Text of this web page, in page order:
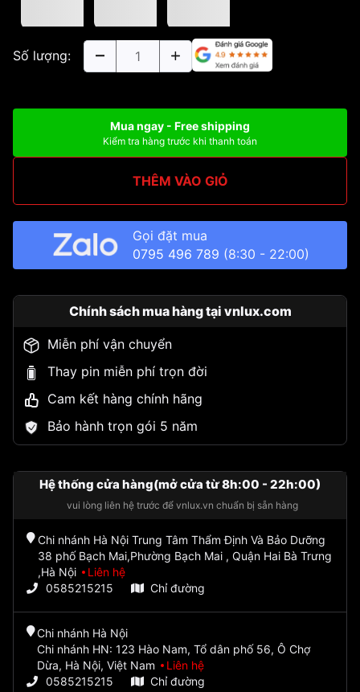
Số lượng:
Mua ngay - Free shipping
Kiểm tra hàng trước khi thanh toán
THÊM VÀO GIỎ
Gọi đặt mua
0795 496 789 (8:30 - 22:00)
Chính sách mua hàng tại vnlux.com
Miễn phí vận chuyển
Thay pin miễn phí trọn đời
Cam kết hàng chính hãng
Bảo hành trọn gói 5 năm
Hệ thống cửa hàng(mở cửa từ 8h:00 - 22h:00)
vui lòng liên hệ trước để vnlux.vn chuẩn bị sẵn hàng
Chi nhánh Hà Nội Trung Tâm Thẩm Định Và Bảo Dưỡng
38 phố Bạch Mai,Phường Bạch Mai , Quận Hai Bà Trưng
,Hà Nội
Liên hệ
0585215215
Chỉ đường
Chi nhánh Hà Nội
Chi nhánh HN: 123 Hào Nam, Tổ dân phố 56, Ô Chợ
Dừa, Hà Nội, Việt Nam
Liên hệ
0585215215
Chỉ đường